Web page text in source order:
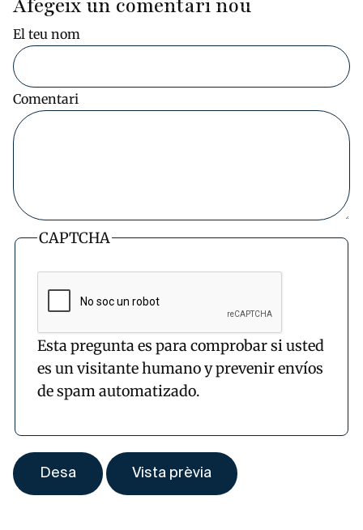
Afegeix un comentari nou
El teu nom
Comentari
CAPTCHA
Esta pregunta es para comprobar si usted
es un visitante humano y prevenir envíos
de spam automatizado.